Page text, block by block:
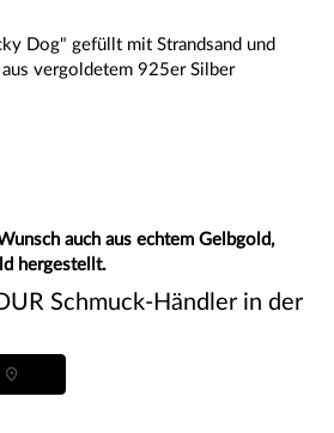
Dog" gefüllt mit Strandsand und
vergoldetem 925er Silber
auch aus echtem Gelbgold,
hergestellt.
Schmuck-Händler in der